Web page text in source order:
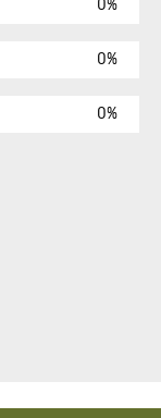
0%
0%
0%